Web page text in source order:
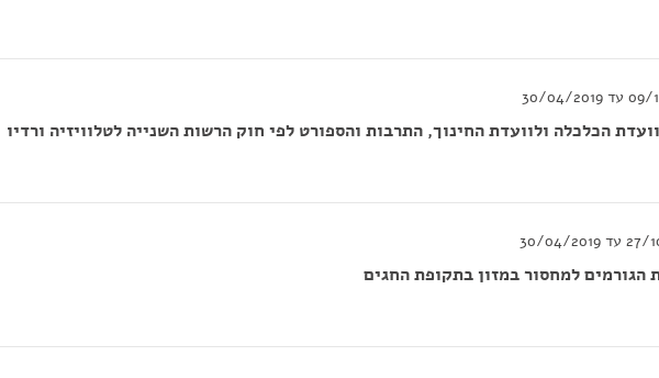
הכלכלה ולוועדת החינוך, התרבות והספורט לפי חוק הרשות השנייה לטלוויזיה ורדיו
הגורמים למחסור במזון בתקופת החגים